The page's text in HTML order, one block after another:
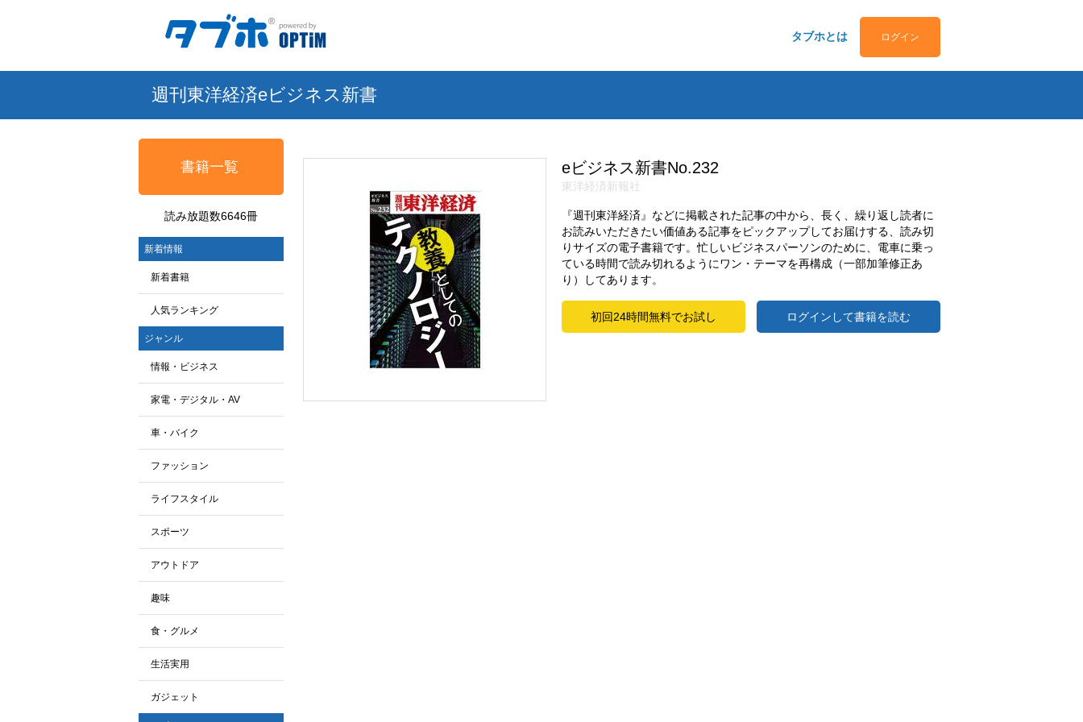
タブホとは ログイン
週刊東洋経済eビジネス新書
書籍一覧
読み放題数6646冊
新着情報
新着書籍
人気ランキング
ジャンル
情報・ビジネス
家電・デジタル・AV
車・バイク
ファッション
ライフスタイル
スポーツ
アウトドア
趣味
食・グルメ
生活実用
ガジェット
eビジネス新書No.232
東洋経済新報社
『週刊東洋経済』などに掲載された記事の中から、長く、繰り返し読者に
お読みいただきたい価値ある記事をピックアップしてお届けする、読み切
りサイズの電子書籍です。忙しいビジネスパーソンのために、電車に乗っ
ている時間で読み切れるようにワン・テーマを再構成（一部加筆修正あ
り）してあります。
初回24時間無料でお試し ログインして書籍を読む